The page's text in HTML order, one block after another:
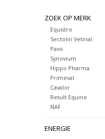
ZOEK OP MERK
Equistro
Sectolin Vetinal
Pavo
Synovium
Hippo Pharma
Primeval
Cavalor
Result Equine
NAF
ENERGIE